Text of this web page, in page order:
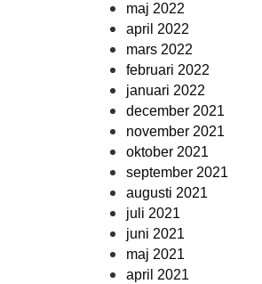
maj 2022
april 2022
mars 2022
februari 2022
januari 2022
december 2021
november 2021
oktober 2021
september 2021
augusti 2021
juli 2021
juni 2021
maj 2021
april 2021